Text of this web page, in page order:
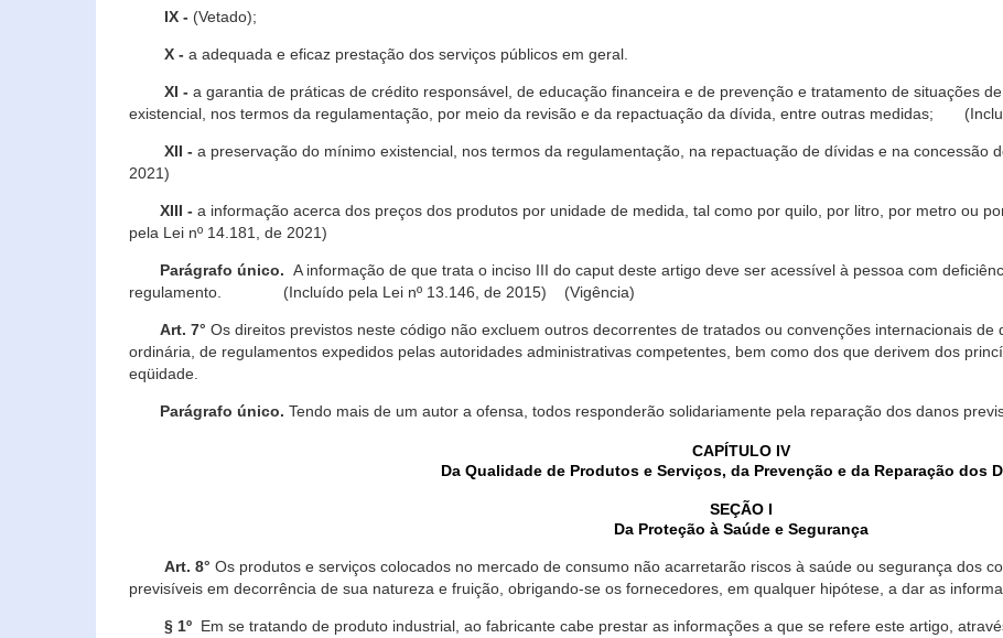
IX - (Vetado);
X - a adequada e eficaz prestação dos serviços públicos em geral.
XI - a garantia de práticas de crédito responsável, de educação financeira e de prevenção e tratamento de situações
existencial, nos termos da regulamentação, por meio da revisão e da repactuação da dívida, entre outras medidas;
XII - a preservação do mínimo existencial, nos termos da regulamentação, na repactuação de dívidas e na
2021)
XIII - a informação acerca dos preços dos produtos por unidade de medida, tal como por quilo, por litro, por metro
pela Lei nº 14.181, de 2021)
Parágrafo único. A informação de que trata o inciso III do caput deste artigo deve ser acessível à pessoa com
regulamento. (Incluído pela Lei nº 13.146, de 2015) (Vigência)
Art. 7° Os direitos previstos neste código não excluem outros decorrentes de tratados ou convenções internacionais
ordinária, de regulamentos expedidos pelas autoridades administrativas competentes, bem como dos que derivem dos
eqüidade.
Parágrafo único. Tendo mais de um autor a ofensa, todos responderão solidariamente pela reparação dos danos
CAPÍTULO IV
Da Qualidade de Produtos e Serviços, da Prevenção e da Reparação dos
SEÇÃO I
Da Proteção à Saúde e Segurança
Art. 8° Os produtos e serviços colocados no mercado de consumo não acarretarão riscos à saúde ou segurança dos
previsíveis em decorrência de sua natureza e fruição, obrigando-se os fornecedores, em qualquer hipótese, a dar as
§ 1º Em se tratando de produto industrial, ao fabricante cabe prestar as informações a que se refere este artigo,